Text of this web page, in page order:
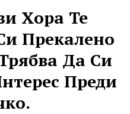
Хора Те
Прекалено
Да Си
Преди